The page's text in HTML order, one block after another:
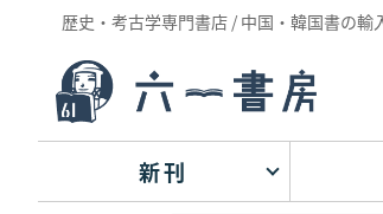
歴史・考古学専門書店 / 中国・韓国書の輸
新刊